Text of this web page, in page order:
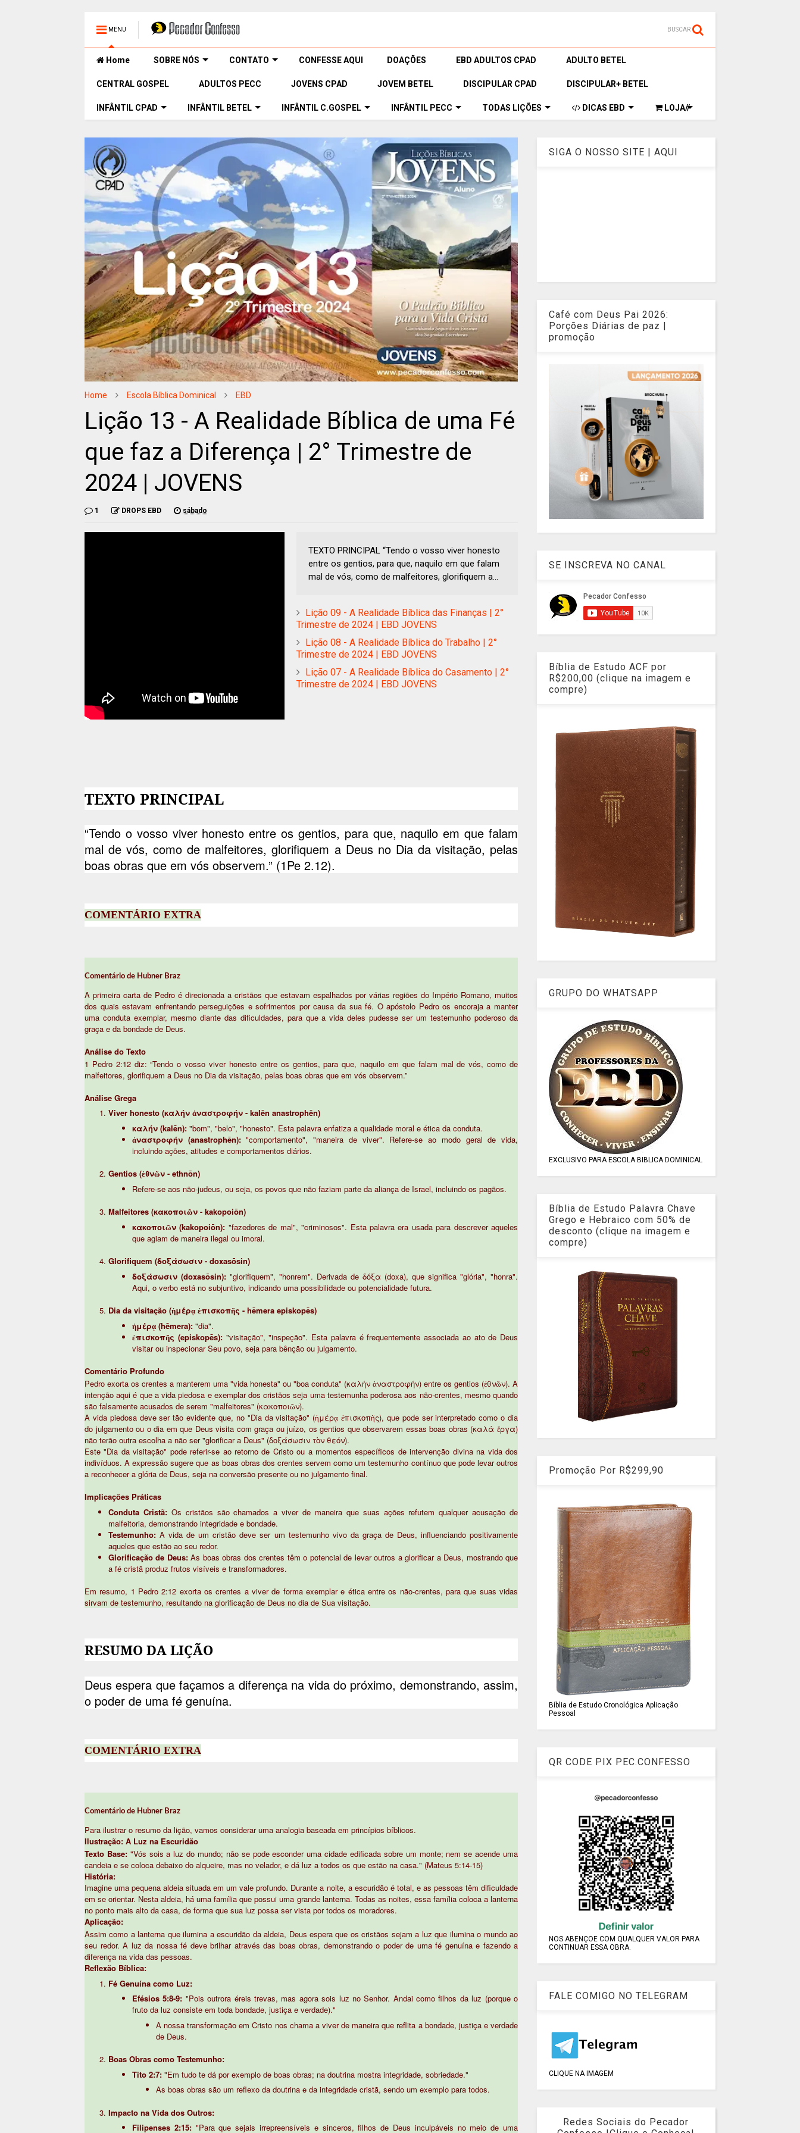
MENU BUSCAR
Home SOBRE NÓS CONTATO CONFESSE AQUI DOAÇÕES EBD ADULTOS CPAD ADULTO BETEL
CENTRAL GOSPEL ADULTOS PECC JOVENS CPAD JOVEM BETEL DISCIPULAR CPAD DISCIPULAR+ BETEL
INFÂNTIL CPAD INFÂNTIL BETEL INFÂNTIL C.GOSPEL INFÂNTIL PECC TODAS LIÇÕES DICAS EBD LOJA//
Home Escola Bíblica Dominical EBD
Lição 13 - A Realidade Bíblica de uma Fé
que faz a Diferença | 2° Trimestre de
2024 | JOVENS
1 DROPS EBD sábado
TEXTO PRINCIPAL “Tendo o vosso viver honesto
entre os gentios, para que, naquilo em que falam
mal de vós, como de malfeitores, glorifiquem a...
Lição 09 - A Realidade Bíblica das Finanças | 2°
Trimestre de 2024 | EBD JOVENS
Lição 08 - A Realidade Bíblica do Trabalho | 2°
Trimestre de 2024 | EBD JOVENS
Lição 07 - A Realidade Bíblica do Casamento | 2°
Trimestre de 2024 | EBD JOVENS
TEXTO PRINCIPAL
“Tendo o vosso viver honesto entre os gentios, para que, naquilo em que falam
mal de vós, como de malfeitores, glorifiquem a Deus no Dia da visitação, pelas
boas obras que em vós observem.” (1Pe 2.12).
COMENTÁRIO EXTRA
Comentário de Hubner Braz
A primeira carta de Pedro é direcionada a cristãos que estavam espalhados por várias regiões do Império Romano, muitos
dos quais estavam enfrentando perseguições e sofrimentos por causa da sua fé. O apóstolo Pedro os encoraja a manter
uma conduta exemplar, mesmo diante das dificuldades, para que a vida deles pudesse ser um testemunho poderoso da
graça e da bondade de Deus.
Análise do Texto
1 Pedro 2:12 diz: “Tendo o vosso viver honesto entre os gentios, para que, naquilo em que falam mal de vós, como de
malfeitores, glorifiquem a Deus no Dia da visitação, pelas boas obras que em vós observem.”
Análise Grega
Viver honesto (καλήν ἀναστροφήν - kalēn anastrophēn)
καλήν (kalēn): "bom", "belo", "honesto". Esta palavra enfatiza a qualidade moral e ética da conduta.
ἀναστροφήν (anastrophēn):"comportamento", "maneira de viver". Refere-se ao modo geral de vida,
incluindo ações, atitudes e comportamentos diários.
Gentios (ἐθνῶν - ethnōn)
Refere-se aos não-judeus, ou seja, os povos que não faziam parte da aliança de Israel, incluindo os pagãos.
Malfeitores (κακοποιῶν - kakopoiōn)
κακοποιῶν (kakopoiōn): "fazedores de mal", "criminosos". Esta palavra era usada para descrever aqueles
que agiam de maneira ilegal ou imoral.
Glorifiquem (δοξάσωσιν - doxasōsin)
δοξάσωσιν (doxasōsin): "glorifiquem", "honrem". Derivada de δόξα (doxa), que significa "glória", "honra".
Aqui, o verbo está no subjuntivo, indicando uma possibilidade ou potencialidade futura.
Dia da visitação (ἡμέρᾳ ἐπισκοπῆς - hēmera episkopēs)
ἡμέρᾳ (hēmera): "dia".
ἐπισκοπῆς (episkopēs):"visitação", "inspeção". Esta palavra é frequentemente associada ao ato de Deus
visitar ou inspecionar Seu povo, seja para bênção ou julgamento.
Comentário Profundo
Pedro exorta os crentes a manterem uma "vida honesta" ou "boa conduta" (καλήν ἀναστροφήν) entre os gentios (ἐθνῶν). A
intenção aqui é que a vida piedosa e exemplar dos cristãos seja uma testemunha poderosa aos não-crentes, mesmo quando
são falsamente acusados de serem "malfeitores" (κακοποιῶν).
A vida piedosa deve ser tão evidente que, no "Dia da visitação" (ἡμέρᾳ ἐπισκοπῆς), que pode ser interpretado como o dia
do julgamento ou o dia em que Deus visita com graça ou juízo, os gentios que observarem essas boas obras (καλὰ ἔργα)
não terão outra escolha a não ser "glorificar a Deus" (δοξάσωσιν τὸν θεόν).
Este "Dia da visitação" pode referir-se ao retorno de Cristo ou a momentos específicos de intervenção divina na vida dos
indivíduos. A expressão sugere que as boas obras dos crentes servem como um testemunho contínuo que pode levar outros
a reconhecer a glória de Deus, seja na conversão presente ou no julgamento final.
Implicações Práticas
Conduta Cristã:Os cristãos são chamados a viver de maneira que suas ações refutem qualquer acusação de
malfeitoria, demonstrando integridade e bondade.
Testemunho: A vida de um cristão deve ser um testemunho vivo da graça de Deus, influenciando positivamente
aqueles que estão ao seu redor.
Glorificação de Deus:As boas obras dos crentes têm o potencial de levar outros a glorificar a Deus, mostrando que
a fé cristã produz frutos visíveis e transformadores.
Em resumo, 1 Pedro 2:12 exorta os crentes a viver de forma exemplar e ética entre os não-crentes, para que suas vidas
sirvam de testemunho, resultando na glorificação de Deus no dia de Sua visitação.
RESUMO DA LIÇÃO
Deus espera que façamos a diferença na vida do próximo, demonstrando, assim,
o poder de uma fé genuína.
COMENTÁRIO EXTRA
Comentário de Hubner Braz
Para ilustrar o resumo da lição, vamos considerar uma analogia baseada em princípios bíblicos.
Ilustração: A Luz na Escuridão
Texto Base:"Vós sois a luz do mundo; não se pode esconder uma cidade edificada sobre um monte; nem se acende uma
candeia e se coloca debaixo do alqueire, mas no velador, e dá luz a todos os que estão na casa." (Mateus 5:14-15)
História:
Imagine uma pequena aldeia situada em um vale profundo. Durante a noite, a escuridão é total, e as pessoas têm dificuldade
em se orientar. Nesta aldeia, há uma família que possui uma grande lanterna. Todas as noites, essa família coloca a lanterna
no ponto mais alto da casa, de forma que sua luz possa ser vista por todos os moradores.
Aplicação:
Assim como a lanterna que ilumina a escuridão da aldeia, Deus espera que os cristãos sejam a luz que ilumina o mundo ao
seu redor. A luz da nossa fé deve brilhar através das boas obras, demonstrando o poder de uma fé genuína e fazendo a
diferença na vida das pessoas.
Reflexão Bíblica:
Fé Genuína como Luz:
Efésios 5:8-9: "Pois outrora éreis trevas, mas agora sois luz no Senhor. Andai como filhos da luz (porque o
fruto da luz consiste em toda bondade, justiça e verdade)."
A nossa transformação em Cristo nos chama a viver de maneira que reflita a bondade, justiça e verdade
de Deus.
Boas Obras como Testemunho:
Tito 2:7: "Em tudo te dá por exemplo de boas obras; na doutrina mostra integridade, sobriedade."
As boas obras são um reflexo da doutrina e da integridade cristã, sendo um exemplo para todos.
Impacto na Vida dos Outros:
Filipenses 2:15:"Para que sejais irrepreensíveis e sinceros, filhos de Deus inculpáveis no meio de uma
SIGA O NOSSO SITE | AQUI
Café com Deus Pai 2026:
Porções Diárias de paz |
promoção
SE INSCREVA NO CANAL
Bíblia de Estudo ACF por
R$200,00 (clique na imagem e
compre)
GRUPO DO WHATSAPP
EXCLUSIVO PARA ESCOLA BIBLICA DOMINICAL
Bíblia de Estudo Palavra Chave
Grego e Hebraico com 50% de
desconto (clique na imagem e
compre)
Promoção Por R$299,90
Bíblia de Estudo Cronológica Aplicação
Pessoal
QR CODE PIX PEC.CONFESSO
NOS ABENÇOE COM QUALQUER VALOR PARA
CONTINUAR ESSA OBRA.
FALE COMIGO NO TELEGRAM
CLIQUE NA IMAGEM
Redes Sociais do Pecador